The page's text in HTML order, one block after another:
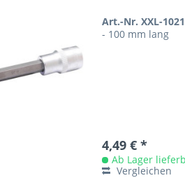
Art.-Nr. XXL-
- 100 mm lang
4,49 € *
Ab Lager
Vergleichen